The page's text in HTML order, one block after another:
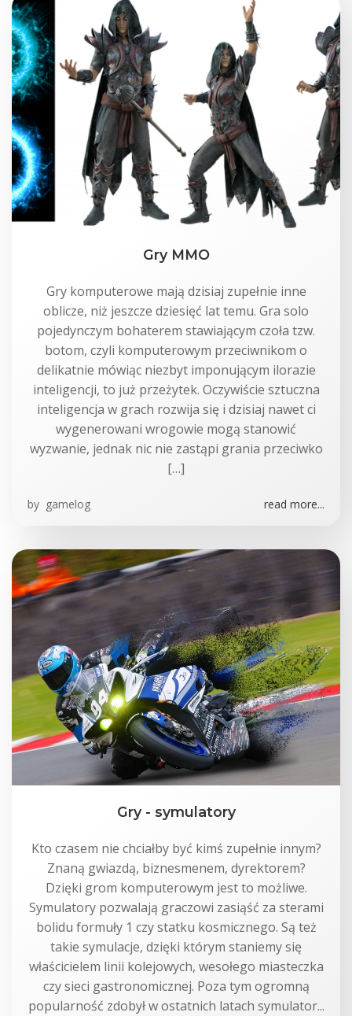
Gry MMO
Gry komputerowe mają dzisiaj zupełnie inne
oblicze, niż jeszcze dziesięć lat temu. Gra solo
pojedynczym bohaterem stawiającym czoła tzw.
botom, czyli komputerowym przeciwnikom o
delikatnie mówiąc niezbyt imponującym ilorazie
inteligencji, to już przeżytek. Oczywiście sztuczna
inteligencja w grach rozwija się i dzisiaj nawet ci
wygenerowani wrogowie mogą stanowić
wyzwanie, jednak nic nie zastąpi grania przeciwko
[…]
by gamelog read more...
Gry - symulatory
Kto czasem nie chciałby być kimś zupełnie innym?
Znaną gwiazdą, biznesmenem, dyrektorem?
Dzięki grom komputerowym jest to możliwe.
Symulatory pozwalają graczowi zasiąść za sterami
bolidu formuły 1 czy statku kosmicznego. Są też
takie symulacje, dzięki którym staniemy się
właścicielem linii kolejowych, wesołego miasteczka
czy sieci gastronomicznej. Poza tym ogromną
popularność zdobył w ostatnich latach symulator...